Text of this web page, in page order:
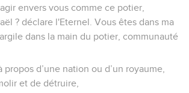
envers vous comme ce potier,
? déclare l'Eternel. Vous êtes dans ma
dans la main du potier, communauté
propos d’une nation ou d’un royaume,
et de détruire,